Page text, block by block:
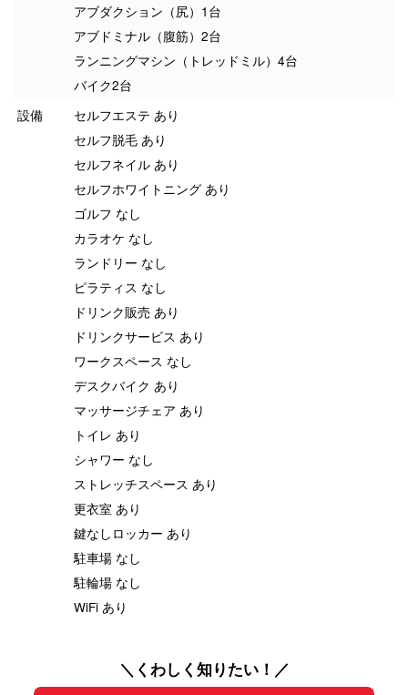
アブダクション（尻）1台
アブドミナル（腹筋）2台
ランニングマシン（トレッドミル）4台
バイク2台
設備
セルフエステ あり
セルフ脱毛 あり
セルフネイル あり
セルフホワイトニング あり
ゴルフ なし
カラオケ なし
ランドリー なし
ピラティス なし
ドリンク販売 あり
ドリンクサービス あり
ワークスペース なし
デスクバイク あり
マッサージチェア あり
トイレ あり
シャワー なし
ストレッチスペース あり
更衣室 あり
鍵なしロッカー あり
駐車場 なし
駐輪場 なし
WiFi あり
＼くわしく知りたい！／